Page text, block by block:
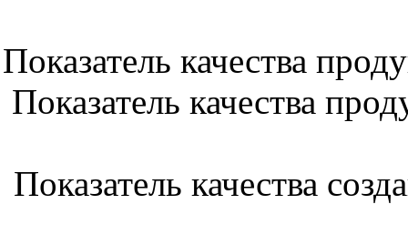
Показатель качества
Показатель качества
Показатель качества